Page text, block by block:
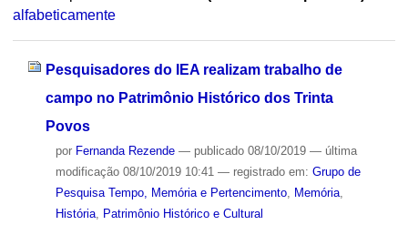
alfabeticamente
Pesquisadores do IEA realizam trabalho de
campo no Patrimônio Histórico dos Trinta
Povos
por Fernanda Rezende — publicado08/10/2019 — última
modificação08/10/2019 10:41 — registrado em: Grupo de
Pesquisa Tempo, Memória e Pertencimento, Memória,
História, Patrimônio Histórico e Cultural